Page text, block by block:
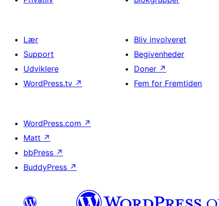
Lær
Support
Udviklere
WordPress.tv ↗
Bliv involveret
Begivenheder
Doner ↗
Fem for Fremtiden
WordPress.com ↗
Matt ↗
bbPress ↗
BuddyPress ↗